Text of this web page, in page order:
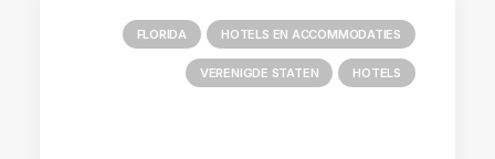
FLORIDA HOTELS EN ACCOMMODATIES
VERENIGDE STATEN HOTELS